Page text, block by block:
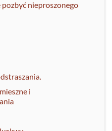
pozbyć nieproszonego
i